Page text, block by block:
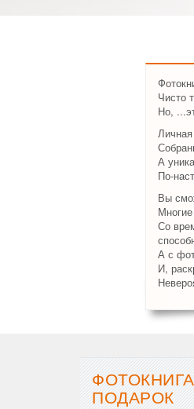
Чисто
Но,
А
По-
Вы
Со
А с
И,
ПОДАРОК